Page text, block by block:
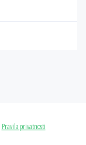
Pravila privatnosti